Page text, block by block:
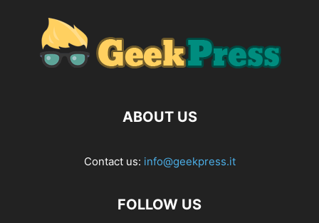
ABOUT US
Contact us: info@geekpress.it
FOLLOW US